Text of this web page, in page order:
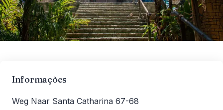
Informações
Weg Naar Santa Catharina 67-68